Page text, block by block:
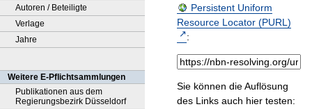
Autoren / Beteiligte
Verlage
Jahre
Weitere E-Pflichtsammlungen
Publikationen aus dem
Regierungsbezirk Düsseldorf
Persistent Uniform
Resource Locator (PURL)
:
Sie können die Auflösung
des Links auch hier testen: